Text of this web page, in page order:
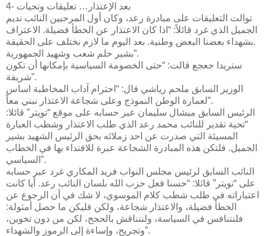
4- بعد الإعتذار… تعليقات وتحيات
توالت التعليقات على مبادرة رعد، وكان أول المرحبين النائب نديم
الجميل الذي غرد قائلاً: “اذا كان الاعتذار عن الخطأ فضيلة. الاعتراف
بشهداء بعضنا البعض وطنية. بعد اليوم ما لازم نختلف على الحقيقة.
بشير حلم شعب وشهيد الجمهورية”.
ستريدا جعجع قالت: “حتى الخصومة السياسية بإمكانها أن تكون
شريفة”.
الوزير السابق ملحم رياشي قال: “احترام آداب المخاطبة اساس
لعمارة الوطن النموذج وعلى شجاعة الاعتذار نبني معاً”.
الرئيس السابق ميشال سليمان عبر حسابه على موقع “تويتر” قائلا:
“‏تحية تقدير للنائب محمد رعد الذي طلب الاعتذار وشطب العبارة
المسيئة التي صدرت عن احد زملائه بحق الرئيس الشهيد بشير
الجميل. فلتكن هذه المبادرة الشجاعة عبرة للاقتداء بها في الخطاب
السياسي”.
النائب السابق لرئيس مجلس النواب فريد المكاري غرد عبر حسابه
على “تويتر” قائلا: “حسنا فعل حزب الله بلسان النائب رعد. أيا كانت
اعتباراته في طلب شطب كلام الموسوي، لا شك في أن الرجوع عن
الخطأ فضيلة، والاعتذار شجاعة، ولكن فليكن ما حصل أمثولة:
فلنتنافس في السياسة، ولنتناقش بالحجج، لكن من دون تخوين،
وتجريح، وإساءة إلى الرموز والشهداء”.